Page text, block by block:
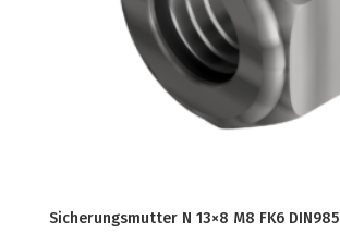
Sicherungsmutter N 13×8 M8 FK6 DIN985